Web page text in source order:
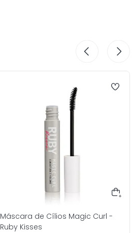
Máscara de Cílios Magic Curl -
Ruby Kisses